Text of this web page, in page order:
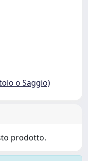
o Saggio)
prodotto.